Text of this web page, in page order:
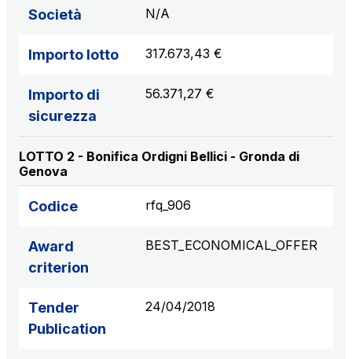
Società N/A
Importo lotto 317.673,43 €
Importo di
sicurezza
56.371,27 €
LOTTO 2 - Bonifica Ordigni Bellici - Gronda di
Genova
Codice rfq_906
Award
criterion
BEST_ECONOMICAL_OFFER
Tender
Publication
24/04/2018